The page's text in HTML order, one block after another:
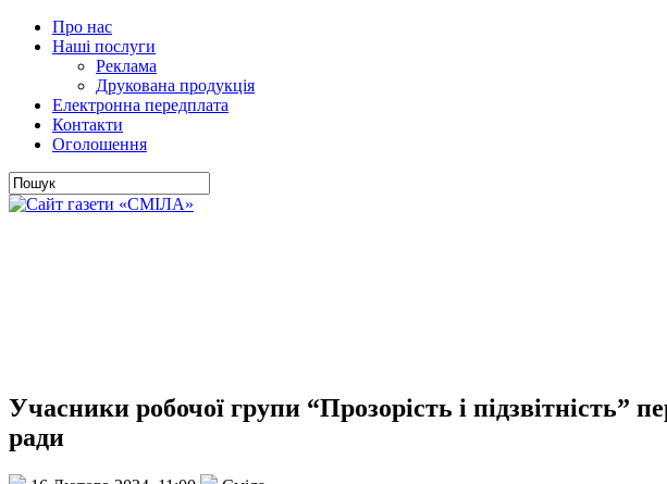
Про нас
Наші послуги
Реклама
Друкована продукція
Електронна передплата
Контакти
Оголошення
Учасники робочої групи “Прозорість і підзвітність”
ради